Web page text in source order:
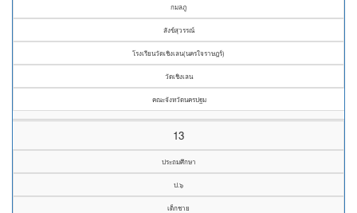
กมลภู
สังข์สุวรรณ์
โรงเรียนวัดเชิงเลน(นครใจราษฎร์)
วัดเชิงเลน
คณะจังหวัดนครปฐม
13
ประถมศึกษา
ป.๖
เด็กชาย